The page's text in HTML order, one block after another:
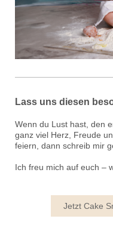
Lass uns diesen
Wenn du Lust hast, den
ganz viel Herz, Freude
feiern, dann schreib mir
Ich freu mich auf euch –
Jetzt Cake